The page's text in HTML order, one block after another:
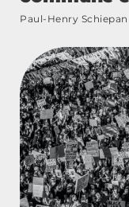
Paul-Henry Schiepan